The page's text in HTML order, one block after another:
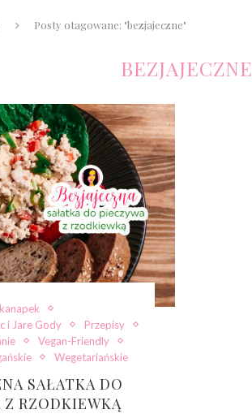
Posty otagowane: "bezjajeczne"
BEZJAJECZNE
i Jare Gody
Przepisy
Vegan-Friendly
Wegetariańskie
SAŁATKA DO
Z RZODKIEWKĄ